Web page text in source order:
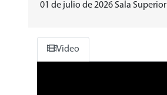
01 de julio de 2026 Sala Superior
Video